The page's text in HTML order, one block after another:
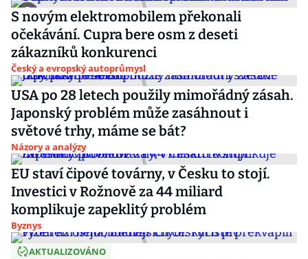
S novým elektromobilem překonali
očekávání. Cupra bere osm z deseti
zákazníků konkurenci
Český a evropský autoprůmysl
USA po 28 letech použily mimořádný zásah.
Japonský problém může zasáhnout i
světové trhy, máme se bát?
Názory a analýzy
EU staví čipové továrny, v Česku to stojí.
Investici v Rožnově za 44 miliard
komplikuje zapeklitý problém
Byznys
AKTUALIZOVÁNO